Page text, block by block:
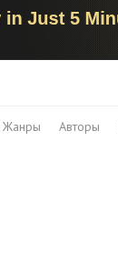
Жанры Авторы